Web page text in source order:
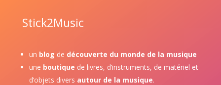
Stick2Music
un blog de découverte du monde de la musique
une boutique de livres, d’instruments, de matériel et
d’objets divers autour de la musique.